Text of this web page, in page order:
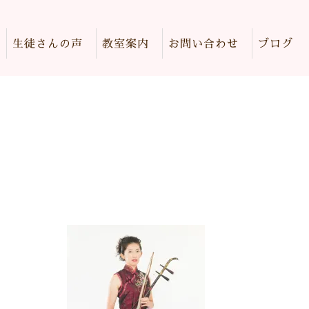
生徒さんの声 教室案内 お問い合わせ ブログ